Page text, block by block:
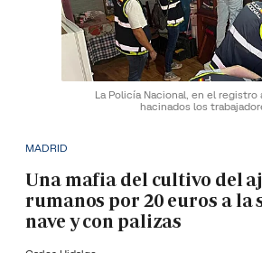
La Policía Nacional, en el registro
hacinados los
MADRID
Una mafia del cultivo del
rumanos por 20 euros a la
nave y con palizas